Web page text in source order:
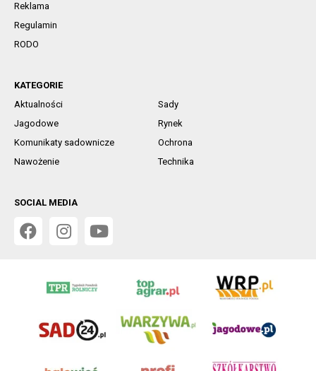
Reklama
Regulamin
RODO
KATEGORIE
Aktualności
Sady
Jagodowe
Rynek
Komunikaty sadownicze
Ochrona
Nawożenie
Technika
SOCIAL MEDIA